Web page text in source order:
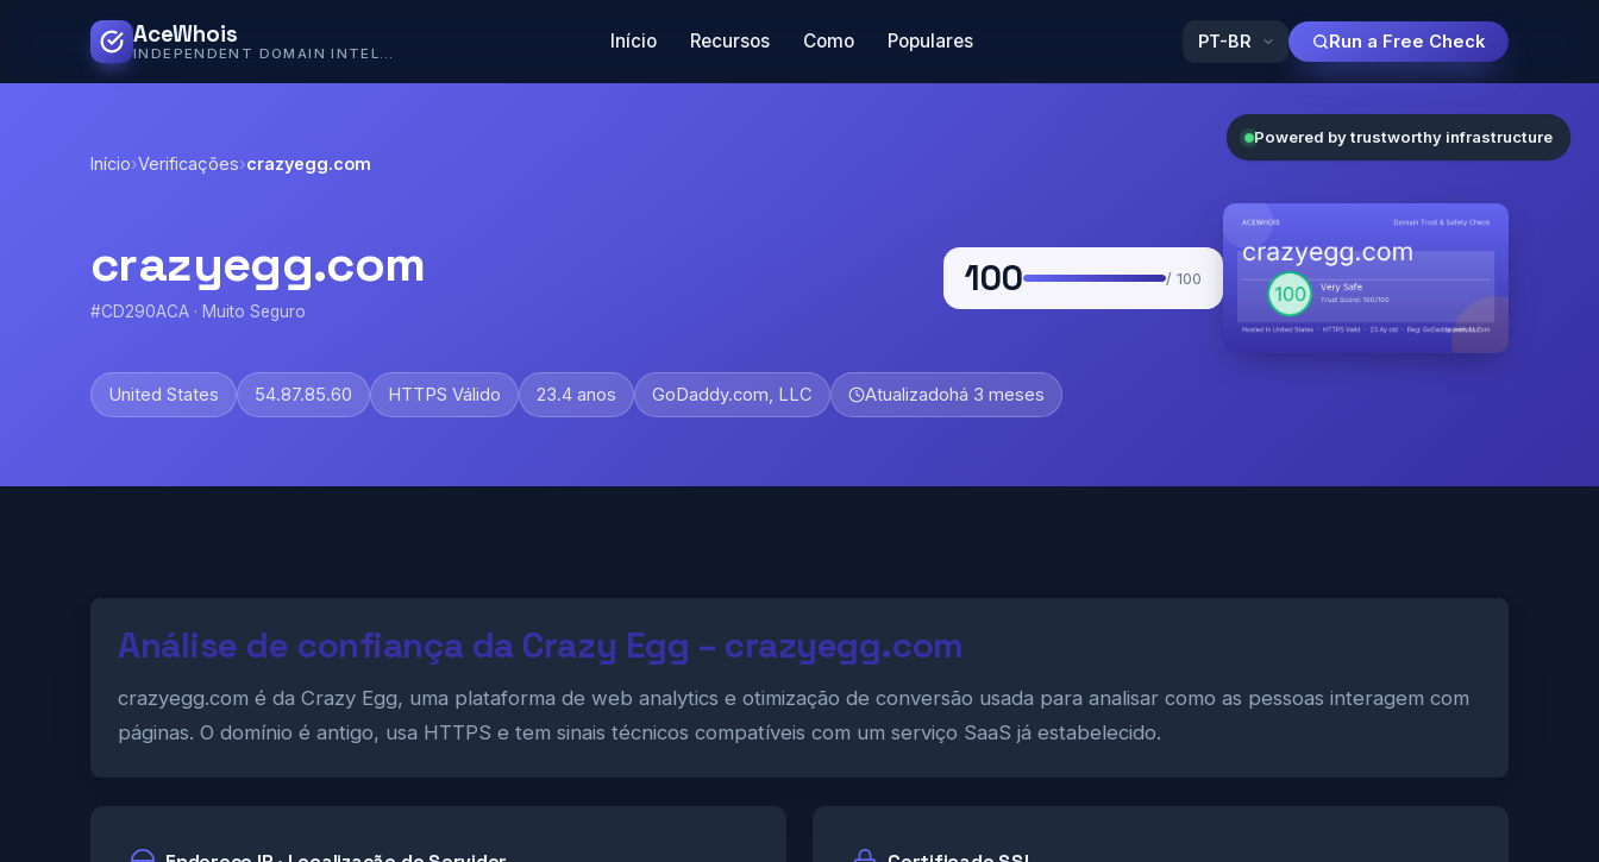
AceWhois Início Recursos Como Populares Run a Free Check
Início›Verificações›crazyegg.com
crazyegg.com
#CD290ACA · Muito Seguro
100 / 100
United States 54.87.85.60 HTTPS Válido 23.4 anos GoDaddy.com, LLC Atualizadohá 3 meses
Análise de confiança da Crazy Egg – crazyegg.com
crazyegg.com é da Crazy Egg, uma plataforma de web analytics e otimização de conversão usada para analisar como as pessoas interagem com
páginas. O domínio é antigo, usa HTTPS e tem sinais técnicos compatíveis com um serviço SaaS já estabelecido.
Powered by trustworthy infrastructure